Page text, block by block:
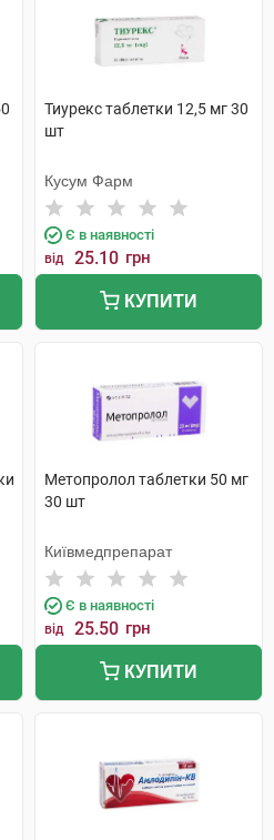
Тиурекс таблетки 12,5 мг 30
шт
Кусум Фарм
Є в наявності
від 25.10 грн
КУПИТИ
Метопролол таблетки 50 мг
30 шт
Київмедпрепарат
Є в наявності
від 25.50 грн
КУПИТИ